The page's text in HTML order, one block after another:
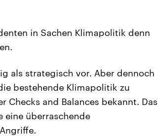
in Sachen Klimapolitik denn
als strategisch vor. Aber dennoch
bestehende Klimapolitik zu
Checks and Balances bekannt. Das
eine überraschende